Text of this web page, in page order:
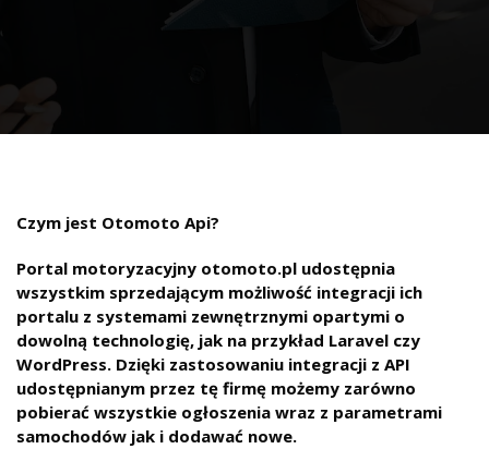
Czym jest Otomoto Api?
Portal motoryzacyjny otomoto.pl udostępnia
wszystkim sprzedającym możliwość integracji ich
portalu z systemami zewnętrznymi opartymi o
dowolną technologię, jak na przykład Laravel czy
WordPress. Dzięki zastosowaniu integracji z API
udostępnianym przez tę firmę możemy zarówno
pobierać wszystkie ogłoszenia wraz z parametrami
samochodów jak i dodawać nowe.